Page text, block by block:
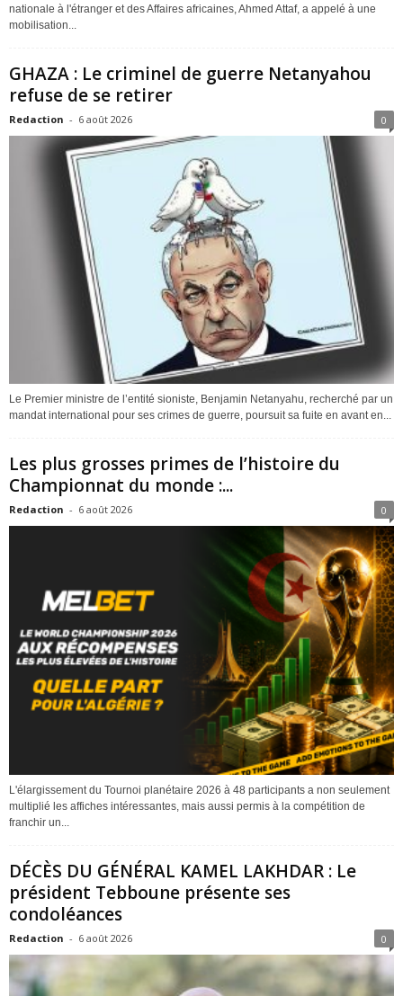
nationale à l'étranger et des Affaires africaines, Ahmed Attaf, a appelé à une
mobilisation...
GHAZA : Le criminel de guerre Netanyahou
refuse de se retirer
Redaction - 6 août 2026 0
Le Premier ministre de l’entité sioniste, Benjamin Netanyahu, recherché par un
mandat international pour ses crimes de guerre, poursuit sa fuite en avant en...
Les plus grosses primes de l’histoire du
Championnat du monde :...
Redaction - 6 août 2026 0
L'élargissement du Tournoi planétaire 2026 à 48 participants a non seulement
multiplié les affiches intéressantes, mais aussi permis à la compétition de
franchir un...
DÉCÈS DU GÉNÉRAL KAMEL LAKHDAR : Le
président Tebboune présente ses
condoléances
Redaction - 6 août 2026 0